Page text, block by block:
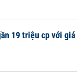
19 triệu cp với giá